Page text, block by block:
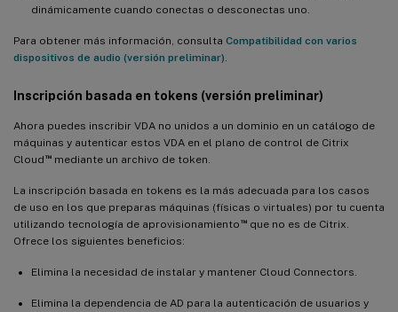
dinámicamente cuando conectas o desconectas uno.
Para obtener más información, consulta Compatibilidad con varios
dispositivos de audio (versión preliminar)
Inscripción basada en tokens (versión preliminar)
Ahora puedes inscribir VDA no unidos a un dominio en un catálogo de
máquinas y autenticar estos VDA en el plano de control de Citrix
Cloud ™mediante un archivo de token.
La inscripción basada en tokens es la más adecuada para los casos
de uso en los que preparas máquinas (físicas o virtuales) por tu cuenta
utilizando tecnología de aprovisionamiento ™que no es de Citrix.
Ofrece los siguientes beneficios:
Elimina la necesidad de instalar y mantener Cloud Connectors.
Elimina la dependencia de AD para la autenticación de usuarios y
Novedades de la versión 2212
Compatibilidad con RHEL 9.0 y Rocky Linux 9.0
Aceleración de hardware para GPU no virtualizadas específicas
de NVIDIA
Sustitución de pam_krb5 por SSSD para la autenticación con
tarjeta inteligente y FAS
Ampliación de la GUI de instalación sencilla para incluir la
configuración de MCS
Compatibilidad con la grabación de sesiones de Linux (versión